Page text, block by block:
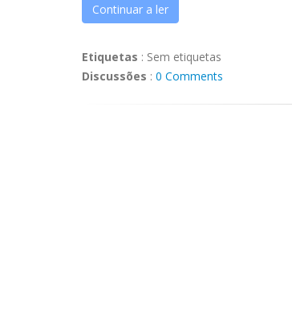
Continuar a ler
Etiquetas : Sem etiquetas
Discussões : 0 Comments